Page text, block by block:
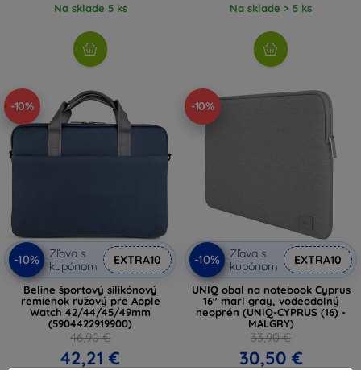
Na sklade 5 ks Na sklade > 5 ks
-10%
-10%
Zľava s
kupónom
EXTRA10
Beline športový silikónový
remienok ružový pre Apple
Watch 42/44/45/49mm
(5904422919900)
46,90 €
42,21 €
-10%
-10%
Zľava s
kupónom
EXTRA10
UNIQ obal na notebook Cyprus
16" marl gray, vodeodolný
neoprén (UNIQ-CYPRUS (16) -
MALGRY)
33,90 €
30,50 €